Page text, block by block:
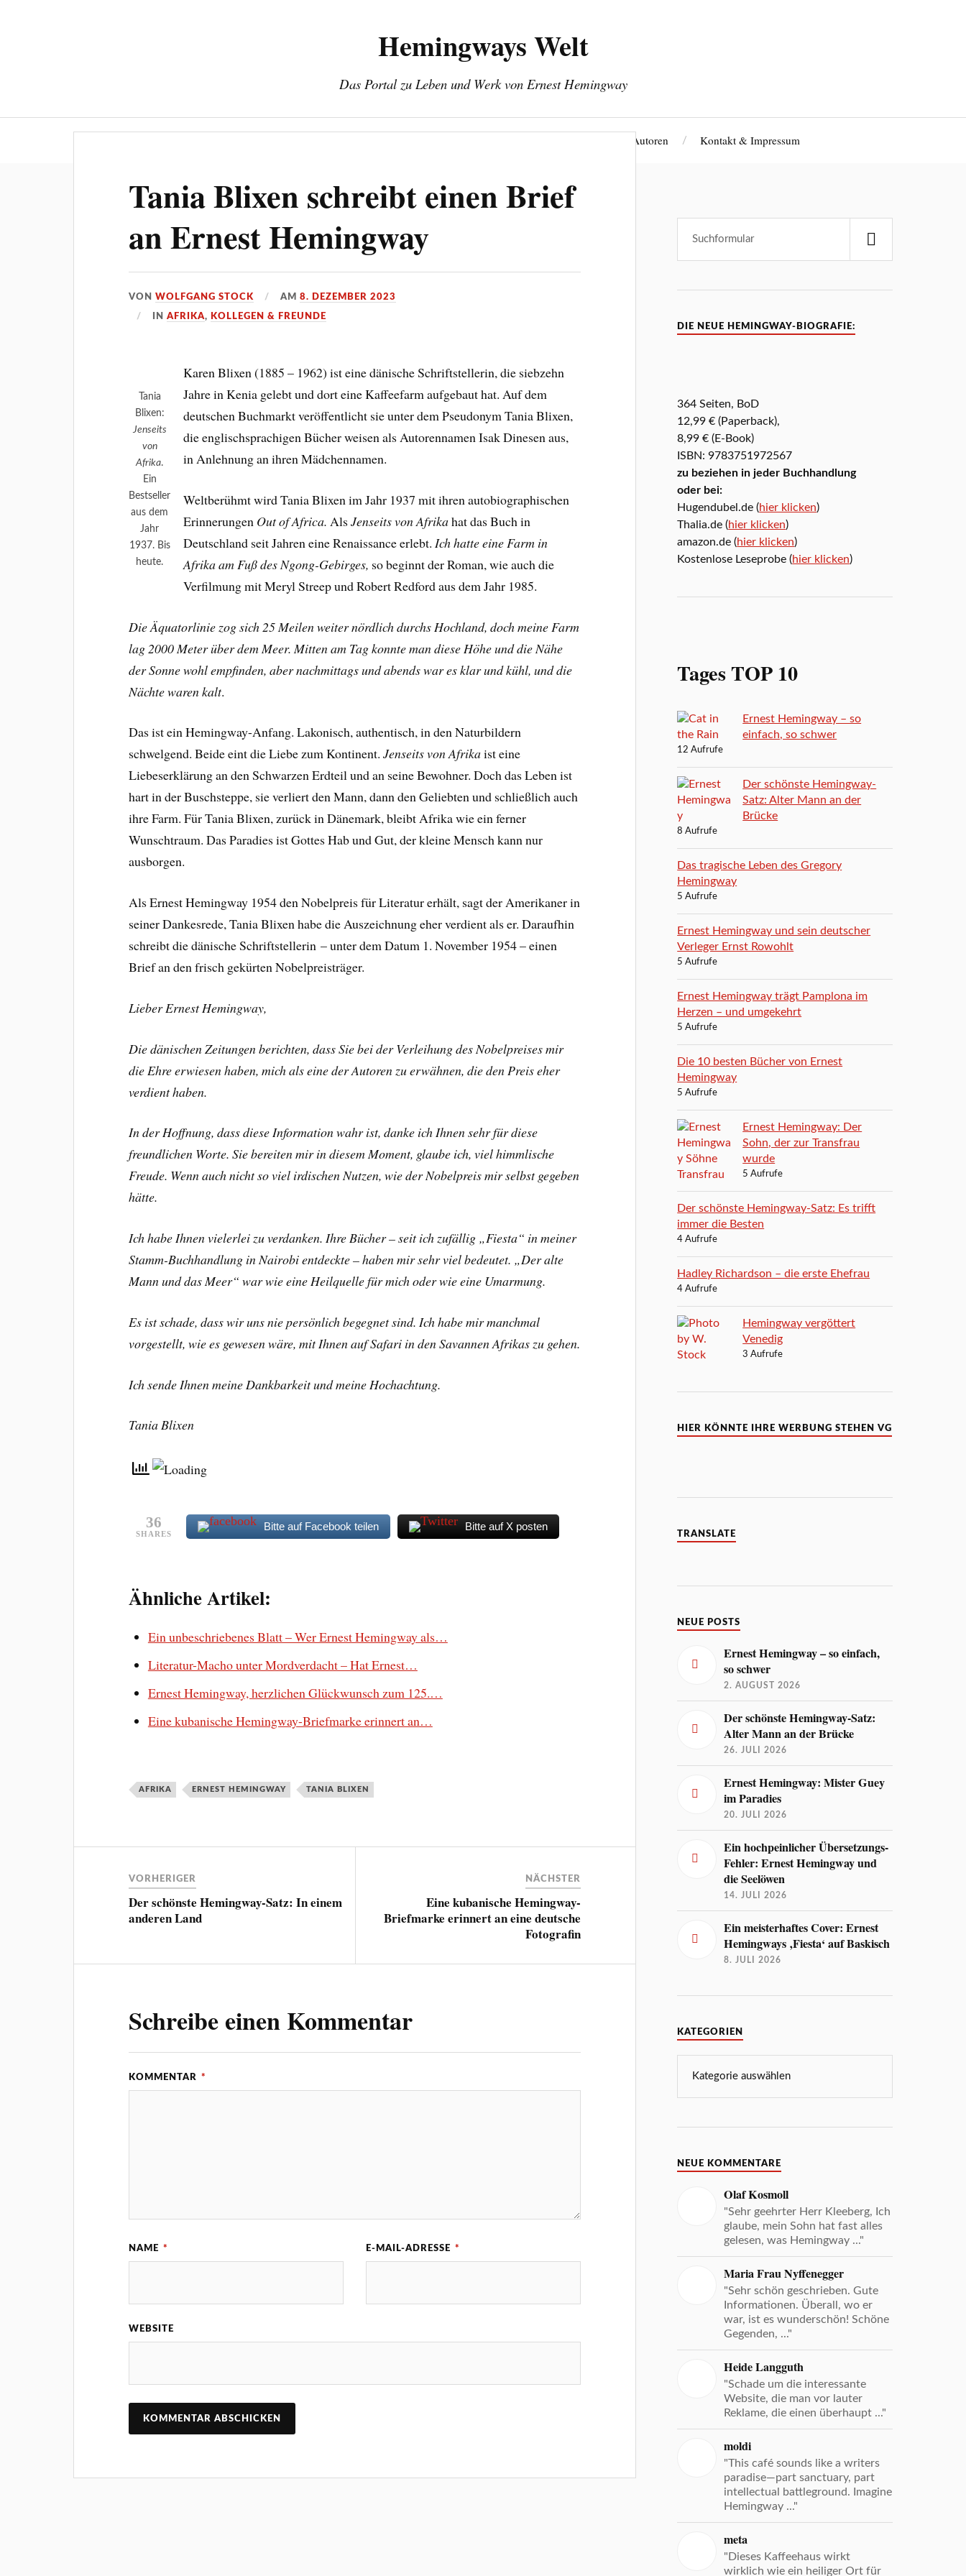
Hemingways Welt
Das Portal zu Leben und Werk von Ernest Hemingway
Autoren Kontakt & Impressum
Tania Blixen schreibt einen Brief
an Ernest Hemingway
VONWOLFGANG STOCK AM8. DEZEMBER 2023
INAFRIKA, KOLLEGEN & FREUNDE
Tania
Blixen:
Jenseits
von
Afrika.
Ein
Bestseller
aus dem
Jahr
1937. Bis
heute.
Karen Blixen (1885 – 1962) ist eine dänische Schriftstellerin, die siebzehn
Jahre in Kenia gelebt und dort eine Kaffeefarm aufgebaut hat. Auf dem
deutschen Buchmarkt veröffentlicht sie unter dem Pseudonym Tania Blixen,
die englischsprachigen Bücher weisen als Autorennamen Isak Dinesen aus,
in Anlehnung an ihren Mädchennamen.
Weltberühmt wird Tania Blixen im Jahr 1937 mit ihren autobiographischen
Erinnerungen Out of Africa. AlsJenseits von Afrikahat das Buch in
Deutschland seit Jahren eine Renaissance erlebt. Ich hatte eine Farm in
Afrika am Fuß des Ngong-Gebirges, so beginnt der Roman, wie auch die
Verfilmung mit Meryl Streep und Robert Redford aus dem Jahr 1985.
Die Äquatorlinie zog sich 25 Meilen weiter nördlich durchs Hochland, doch meine Farm
lag 2000 Meter über dem Meer. Mitten am Tag konnte man diese Höhe und die Nähe
der Sonne wohl empfinden, aber nachmittags und abends war es klar und kühl, und die
Nächte waren kalt.
Das ist ein Hemingway-Anfang. Lakonisch, authentisch, in den Naturbildern
schwelgend. Beide eint die Liebe zum Kontinent.Jenseits von Afrikaist eine
Liebeserklärung an den Schwarzen Erdteil und an seine Bewohner. Doch das Leben ist
hart in der Buschsteppe, sie verliert den Mann, dann den Geliebten und schließlich auch
ihre Farm. Für Tania Blixen, zurück in Dänemark, bleibt Afrika wie ein ferner
Wunschtraum. Das Paradies ist Gottes Hab und Gut, der kleine Mensch kann nur
ausborgen.
AlsErnest Hemingway 1954 den Nobelpreis für Literatur erhält, sagt der Amerikaner in
seiner Dankesrede, Tania Blixen habe die Auszeichnung eher verdient als er. Daraufhin
schreibt die dänische Schriftstellerin – unter dem Datum 1. November 1954 – einen
Brief an den frisch gekürten Nobelpreisträger.
Lieber Ernest Hemingway,
Die dänischen Zeitungen berichten, dass Sie bei der Verleihung des Nobelpreises mir
die Ehre erwiesen haben, mich als eine der Autoren zu erwähnen, die den Preis eher
verdient haben.
In der Hoffnung, dass diese Information wahr ist, danke ich Ihnen sehr für diese
freundlichen Worte. Sie bereiten mir in diesem Moment, glaube ich, viel himmlische
Freude. Wenn auch nicht so viel irdischen Nutzen, wie der Nobelpreis mir selbst gegeben
hätte.
Ich habe Ihnen vielerlei zu verdanken. Ihre Bücher – seit ich zufällig „Fiesta“ in meiner
Stamm-Buchhandlung in Nairobi entdeckte – haben mir sehr viel bedeutet. „Der alte
Mann und das Meer“ war wie eine Heilquelle für mich oder wie eine Umarmung.
Es ist schade, dass wir uns nie persönlich begegnet sind. Ich habe mir manchmal
vorgestellt, wie es gewesen wäre, mit Ihnen auf Safari in den Savannen Afrikas zu gehen.
Ich sende Ihnen meine Dankbarkeit und meine Hochachtung.
Tania Blixen
36
SHARES
Bitte auf Facebook teilen Bitte auf X posten
Ähnliche Artikel:
Ein unbeschriebenes Blatt – Wer Ernest Hemingway als…
Literatur-Macho unter Mordverdacht – Hat Ernest…
Ernest Hemingway, herzlichen Glückwunsch zum 125.…
Eine kubanische Hemingway-Briefmarke erinnert an…
AFRIKA ERNEST HEMINGWAY TANIA BLIXEN
VORHERIGER
Der schönste Hemingway-Satz: In einem
anderen Land
NÄCHSTER
Eine kubanische Hemingway-
Briefmarke erinnert an eine deutsche
Fotografin
Schreibe einen Kommentar
KOMMENTAR *
NAME * E-MAIL-ADRESSE *
WEBSITE
DIE NEUE HEMINGWAY-BIOGRAFIE:
364 Seiten, BoD
12,99 € (Paperback),
8,99 € (E-Book)
ISBN: 9783751972567
zu beziehen in jeder Buchhandlung
oder bei:
Hugendubel.de (hier klicken)
Thalia.de (hier klicken)
amazon.de (hier klicken)
Kostenlose Leseprobe (hier klicken)
Tages TOP 10
Ernest Hemingway – so
einfach, so schwer
12 Aufrufe
Der schönste Hemingway-
Satz: Alter Mann an der
Brücke
8 Aufrufe
Das tragische Leben des Gregory
Hemingway
5 Aufrufe
Ernest Hemingway und sein deutscher
Verleger Ernst Rowohlt
5 Aufrufe
Ernest Hemingway trägt Pamplona im
Herzen – und umgekehrt
5 Aufrufe
Die 10 besten Bücher von Ernest
Hemingway
5 Aufrufe
Ernest Hemingway: Der
Sohn, der zur Transfrau
wurde
5 Aufrufe
Der schönste Hemingway-Satz: Es trifft
immer die Besten
4 Aufrufe
Hadley Richardson – die erste Ehefrau
4 Aufrufe
Hemingway vergöttert
Venedig
3 Aufrufe
HIER KÖNNTE IHRE WERBUNG STEHEN VG
TRANSLATE
NEUE POSTS
Ernest Hemingway – so einfach,
so schwer
2. AUGUST 2026
Der schönste Hemingway-Satz:
Alter Mann an der Brücke
26. JULI 2026
Ernest Hemingway: Mister Guey
im Paradies
20. JULI 2026
Ein hochpeinlicher Übersetzungs-
Fehler: Ernest Hemingway und
die Seelöwen
14. JULI 2026
Ein meisterhaftes Cover: Ernest
Hemingways ‚Fiesta‘ auf Baskisch
8. JULI 2026
KATEGORIEN
NEUE KOMMENTARE
Olaf Kosmoll
"Sehr geehrter Herr Kleeberg, Ich
glaube, mein Sohn hat fast alles
gelesen, was Hemingway ..."
Maria Frau Nyffenegger
"Sehr schön geschrieben. Gute
Informationen. Überall, wo er
war, ist es wunderschön! Schöne
Gegenden, ..."
Heide Langguth
"Schade um die interessante
Website, die man vor lauter
Reklame, die einen überhaupt ..."
moldi
"This café sounds like a writers
paradise—part sanctuary, part
intellectual battleground. Imagine
Hemingway ..."
meta
"Dieses Kaffeehaus wirkt
wirklich wie ein heiliger Ort für